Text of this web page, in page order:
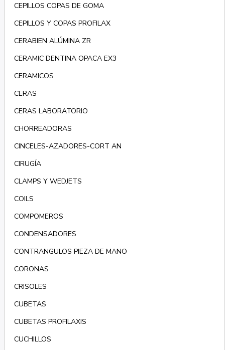
CEPILLOS COPAS DE GOMA
CEPILLOS Y COPAS PROFILAX
CERABIEN ALÚMINA ZR
CERAMIC DENTINA OPACA EX3
CERAMICOS
CERAS
CERAS LABORATORIO
CHORREADORAS
CINCELES-AZADORES-CORT AN
CIRUGÍA
CLAMPS Y WEDJETS
COILS
COMPOMEROS
CONDENSADORES
CONTRANGULOS PIEZA DE MANO
CORONAS
CRISOLES
CUBETAS
CUBETAS PROFILAXIS
CUCHILLOS